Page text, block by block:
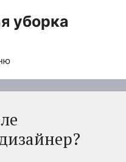
уборка